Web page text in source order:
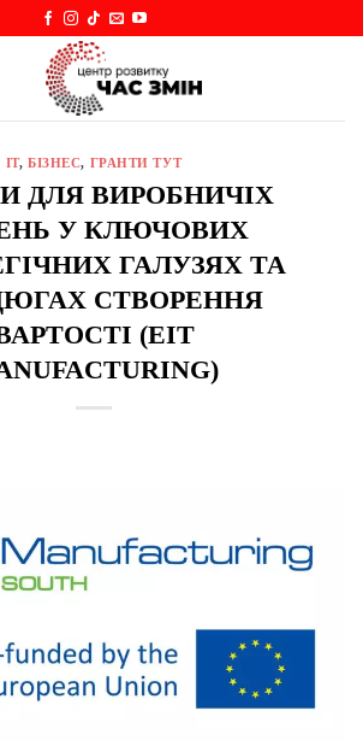
IT,БІЗНЕС, ГРАНТИ ТУТ
ДЛЯ ВИРОБНИЧІХ
У КЛЮЧОВИХ
ГАЛУЗЯХ ТА
СТВОРЕННЯ
(EIT